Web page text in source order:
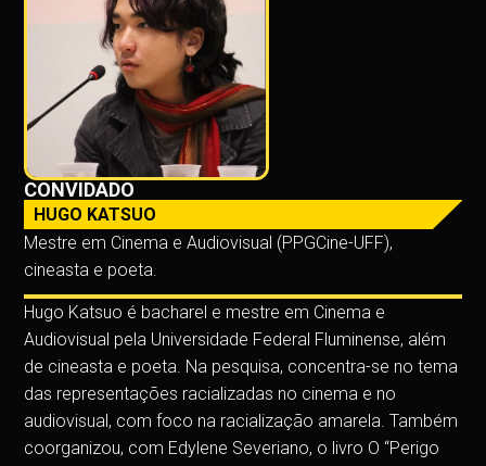
CONVIDADO
HUGO KATSUO
Mestre em Cinema e Audiovisual (PPGCine-UFF),
cineasta e poeta.
Hugo Katsuo é bacharel e mestre em Cinema e
Audiovisual pela Universidade Federal Fluminense, além
de cineasta e poeta. Na pesquisa, concentra-se no tema
das representações racializadas no cinema e no
audiovisual, com foco na racialização amarela. Também
coorganizou, com Edylene Severiano, o livro O “Perigo